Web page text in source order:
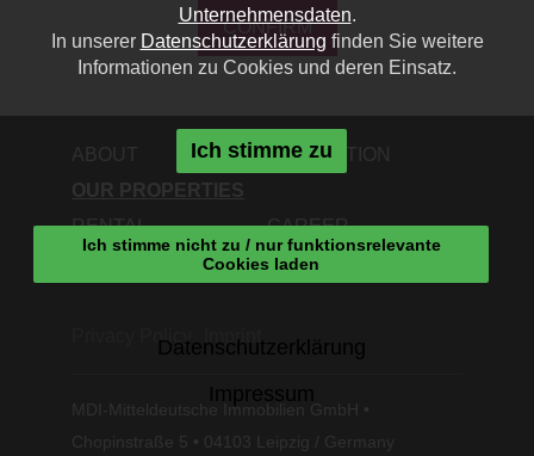
CONFIRM
ACQUISITION
RENTAL
CAREER
CONTACT
Privacy Policy Imprint
MDI-Mitteldeutsche Immobilien GmbH •
Unternehmensdaten.
In unserer Datenschutzerklärung finden Sie weitere
Informationen zu Cookies und deren Einsatz.
Ich stimme zu
Ich stimme nicht zu / nur funktionsrelevante
Cookies laden
Datenschutzerklärung
Impressum